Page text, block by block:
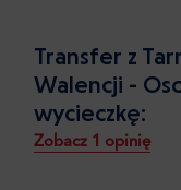
Transfer z
Walencji -
wycieczkę:
Zobacz 1 opinię